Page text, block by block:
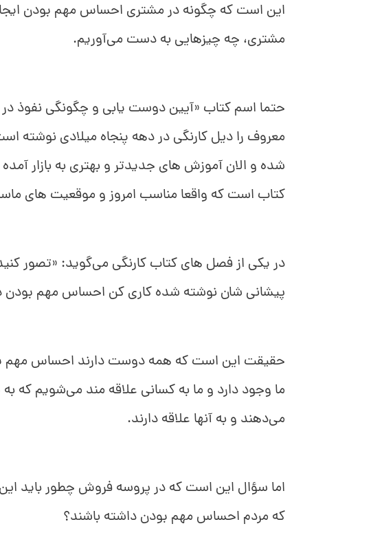
این است که چگونه در مشتری احساس مهم بودن
مشتری، چه چیزهایی به دست می‌آوریم.
حتما اسم کتاب «آیین دوست یابی و چگونگی نفوذ در
معروف را دیل کارنگی در دهه پنجاه میلادی نوشته
شده و الان آموزش های جدیدتر و بهتری به بازار
کتاب است که واقعا مناسب امروز و موقعیت های
در یکی از فصل های کتاب کارنگی می‌گوید: «تصور
پیشانی شان نوشته شده کاری کن احساس مهم بودن
حقیقت این است که همه دوست دارند احساس مهم
ما وجود دارد و ما به کسانی علاقه مند می‌شویم که
می‌دهند و به آنها علاقه دارند.
اما سؤال این است که در پروسه فروش چطور باید این
که مردم احساس مهم بودن داشته باشند؟